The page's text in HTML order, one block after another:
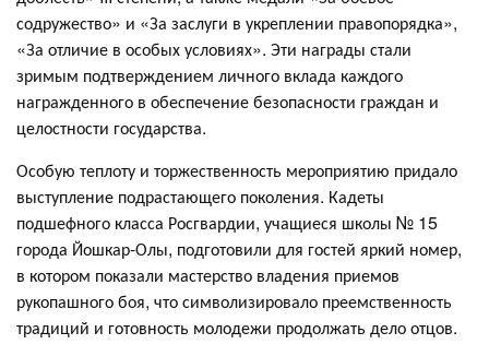
содружество» и «За заслуги в укреплении правопорядка»,
«За отличие в особых условиях». Эти награды стали
зримым подтверждением личного вклада каждого
награжденного в обеспечение безопасности граждан и
целостности государства.
Особую теплоту и торжественность мероприятию придало
выступление подрастающего поколения. Кадеты
подшефного класса Росгвардии, учащиеся школы № 15
города Йошкар-Олы, подготовили для гостей яркий номер,
в котором показали мастерство владения приемов
рукопашного боя, что символизировало преемственность
традиций и готовность молодежи продолжать дело отцов.